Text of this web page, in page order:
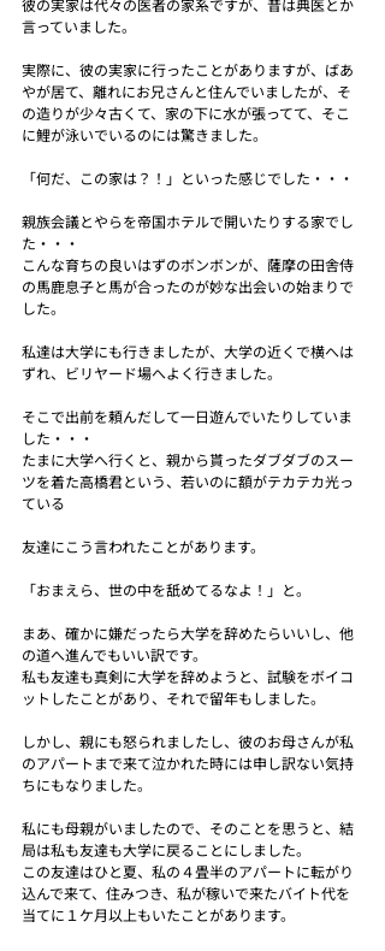
彼の実家は代々の医者の家系ですが、昔は典医とか
言っていました。
実際に、彼の実家に行ったことがありますが、ばあ
やが居て、離れにお兄さんと住んでいましたが、そ
の造りが少々古くて、家の下に水が張ってて、そこ
に鯉が泳いでいるのには驚きました。
「何だ、この家は？！」といった感じでした・・・
親族会議とやらを帝国ホテルで開いたりする家でし
た・・・
こんな育ちの良いはずのボンボンが、薩摩の田舎侍
の馬鹿息子と馬が合ったのが妙な出会いの始まりで
した。
私達は大学にも行きましたが、大学の近くで横へは
ずれ、ビリヤード場へよく行きました。
そこで出前を頼んだして一日遊んでいたりしていま
した・・・
たまに大学へ行くと、親から貰ったダブダブのスー
ツを着た高橋君という、若いのに額がテカテカ光っ
ている
友達にこう言われたことがあります。
「おまえら、世の中を舐めてるなよ！」と。
まあ、確かに嫌だったら大学を辞めたらいいし、他
の道へ進んでもいい訳です。
私も友達も真剣に大学を辞めようと、試験をボイコ
ットしたことがあり、それで留年もしました。
しかし、親にも怒られましたし、彼のお母さんが私
のアパートまで来て泣かれた時には申し訳ない気持
ちにもなりました。
私にも母親がいましたので、そのことを思うと、結
局は私も友達も大学に戻ることにしました。
この友達はひと夏、私の４畳半のアパートに転がり
込んで来て、住みつき、私が稼いで来たバイト代を
当てに１ケ月以上もいたことがあります。